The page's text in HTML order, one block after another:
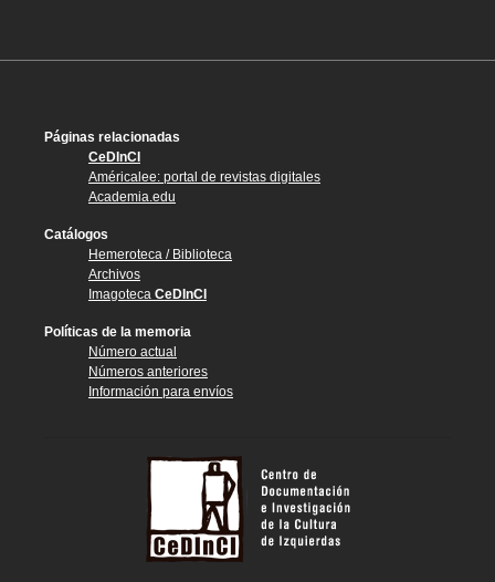
Páginas relacionadas
CeDInCI
Américalee: portal de revistas digitales
Academia.edu
Catálogos
Hemeroteca / Biblioteca
Archivos
Imagoteca CeDInCI
Políticas de la memoria
Número actual
Números anteriores
Información para envíos